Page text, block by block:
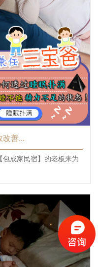
善...
成家民宿】的老板来为